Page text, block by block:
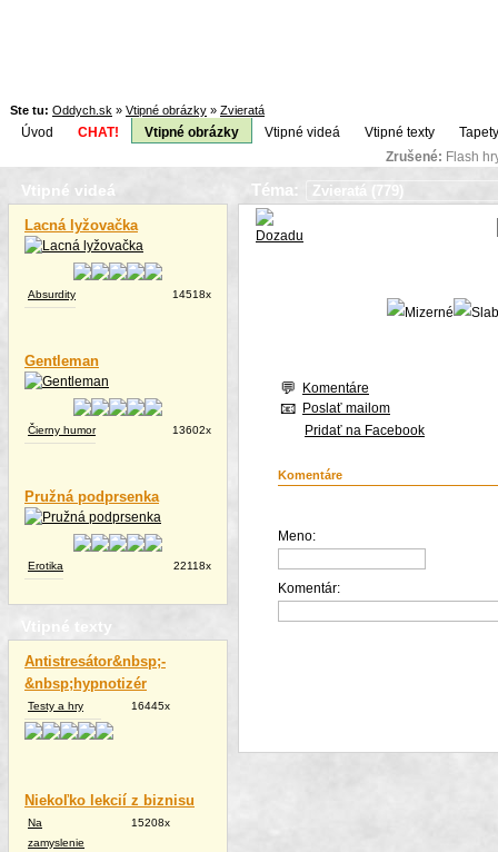
Ste tu: Oddych.sk » Vtipné obrázky » Zvieratá
Úvod CHAT! Vtipné obrázky Vtipné videá Vtipné texty
Zrušené: Flash
Vtipné videá
Lacná lyžovačka
Absurdity 14518x
Gentleman
Čierny humor 13602x
Pružná podprsenka
Erotika 22118x
Vtipné texty
Antistresátor&nbsp;-
&nbsp;hypnotizér
Testy a hry 16445x
Niekoľko lekcií z biznisu
Na
zamyslenie
15208x
Téma:
Komentáre
Poslať mailom
Pridať na Facebook
Komentáre
Meno:
Komentár: